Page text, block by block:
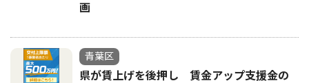
画
青葉区
県が賃上げを後押し 賃金アップ支援金の